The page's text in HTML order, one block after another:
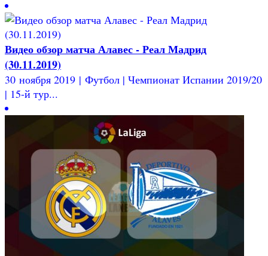
Видео обзор матча Алавес - Реал Мадрид
(30.11.2019)
30 ноября 2019 | Футбол | Чемпионат Испании 2019/20
| 15-й тур...